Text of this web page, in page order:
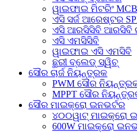
ୱାଇଫାଇ ମିଟରିଂ MCB
ଏସି ସର୍ଜ ଆରେଷ୍ଟର
ଏସି ଆରସିସିବି ଆରସିବି
ଏସି ଏମସିସିବି
ୱାଇଫାଇ ଏସି ଏମସିବି
ଛୁରୀ ବ୍ଲେଡ୍ ସ୍ୱିଚ୍
ସୌର ଚାର୍ଜ ନିୟନ୍ତ୍ରକ
PWM ସୌର
MPPT ସୌର
ସୌର ମାଇକ୍ରୋ ଇନଭର୍ଟର
୪୦୦ୱାଟ୍ ମାଇକ୍ରୋ
600W ମାଇକ୍ରୋ